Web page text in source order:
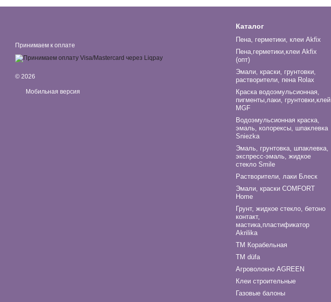
Принимаем к оплате
© 2026
Мобильная версия
Каталог
Пена, герметики, клеи Akfix
Пена,герметики,клеи Akfix
(опт)
Эмали, краски, грунтовки,
растворители, пена Rolax
Краска водоэмульсионная,
пигменты,лаки, грунтовки,клей
MGF
Водоэмульсионная краска,
эмаль, колорексы, шпаклевка
Sniezka
Эмаль, грунтовка, шпаклевка,
экспресс-эмаль, жидкое
стекло Smile
Растворители, лаки Блеск
Эмали, краски COMFORT
Home
Грунт, жидкое стекло, бетоно
контакт,
мастика,пластификатор
Akrilika
ТМ Корабельная
ТМ düfa
Агроволокно AGREEN
Клеи строительные
Газовые балоны